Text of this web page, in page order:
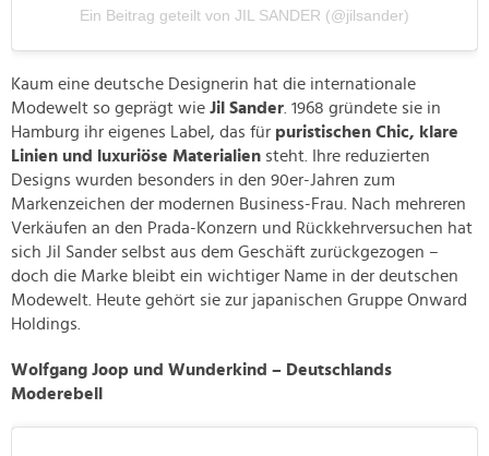
Ein Beitrag geteilt von JIL SANDER (@jilsander)
Kaum eine deutsche Designerin hat die internationale
Modewelt so geprägt wie Jil Sander. 1968 gründete sie in
Hamburg ihr eigenes Label, das für puristischen Chic, klare
Linien und luxuriöse Materialien steht. Ihre reduzierten
Designs wurden besonders in den 90er-Jahren zum
Markenzeichen der modernen Business-Frau. Nach mehreren
Verkäufen an den Prada-Konzern und Rückkehrversuchen hat
sich Jil Sander selbst aus dem Geschäft zurückgezogen –
doch die Marke bleibt ein wichtiger Name in der deutschen
Modewelt. Heute gehört sie zur japanischen Gruppe Onward
Holdings.
Wolfgang Joop und Wunderkind – Deutschlands
Moderebell